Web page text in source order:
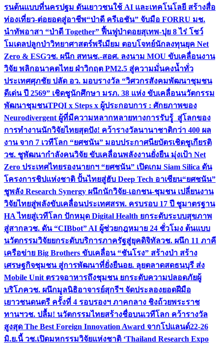
รนต้นแบบที่นครปฐม ดันเยาวชนใช้ AI และเทคโนโลยี สร้างสื่อ
ท่องเที่ยว-ต่อยอดสู่อาชีพ“ป่าดี ครีเอชัน” จับมือ FORRU มช.
นำทัพอาสา “ป่าดี Together” ฟื้นฟูป่าดอยสุเทพ-ปุย 8 ไร่ โชว์
โมเดลปลูกป่าวิทยาศาสตร์พรีเมียม ตอบโจทย์นักลงทุนยุค Net
Zero & ESGวช. ผนึก สทนช.-สอศ. ลงนาม MOU ขับเคลื่อนงาน
วิจัย พลิกอนาคตไทย ฝ่าวิกฤต PM2.5 สู่ความมั่นคงน้ำทั่ว
ประเทศศุภชัย ปลัด อว. มอบรางวัล “วิศวกรสังคมพัฒนาชุมชน
ดีเด่น ปี 2569” เชิดชูนักศึกษา มรภ. 38 แห่ง ขับเคลื่อนนวัตกรรม
พัฒนาชุมชนTPQI x Steps x ผู้ประกอบการ : ศักยภาพของ
Neurodivergent ผู้ที่มีความหลากหลายทางการรับรู้ สู่โลกของ
การทำงานนักวิจัยไทยสุดปัง! คว้ารางวัลนานาชาติกว่า 400 ผล
งาน จาก 7 เวทีโลก “ยศชนัน” มอบประกาศนียบัตรเชิดชูเกียรติ
วช. ชูพัฒนากำลังคนวิจัย ขับเคลื่อนพลังงานยั่งยืน มุ่งเป้า Net
Zero ประเทศไทยรองนายกฯ “ยศชนัน” เปิดเกม Siam Silica ดัน
โครงการชิปแห่งชาติ ปั้นไทยสู่ฮับ Deep Tech อาเซียน“ยศชนัน”
ชูพลัง Research Synergy ผนึกนักวิจัย-เอกชน-ชุมชน เปลี่ยนงาน
วิจัยไทยสู่พลังขับเคลื่อนประเทศสรพ. ครบรอบ 17 ปี ชูมาตรฐาน
HA ไทยสู่เวทีโลก ปักหมุด Digital Health ยกระดับระบบสุขภาพ
สู่สากลวช. ดัน “CIBbot” AI ผู้ช่วยกฎหมาย 24 ชั่วโมง ต้นแบบ
นวัตกรรมวิจัยยกระดับบริการภาครัฐสู่ยุคดิจิทัลวช. ผนึก 11 ภาคี
เครือข่าย Big Brothers ขับเคลื่อน “ชันโรง” สร้างป่า สร้าง
เศรษฐกิจชุมชน สู่การพัฒนาที่ยั่งยืนอย. ลุยตลาดสดธนบุรี ส่ง
Mobile Unit ตรวจอาหารถึงชุมชน ยกระดับความปลอดภัยผู้
บริโภควช. ผนึกมูลนิธิอาจารย์สุกรีฯ จัดประลองยอดฝีมือ
เยาวชนดนตรี ครั้งที่ 4 รอบรองฯ ภาคกลาง ชิงถ้วยพระราช
ทานฯวช. ปลื้ม! นวัตกรรมไทยสร้างชื่อบนเวทีโลก คว้ารางวัล
สูงสุด The Best Foreign Innovation Award จากโปแลนด์22-26
มิ.ย.นี้ วช.เปิดมหกรรมวิจัยแห่งชาติ ‘Thailand Research Expo